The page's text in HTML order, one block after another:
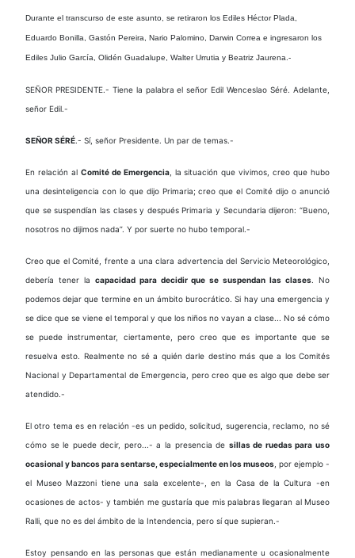
Durante el transcurso de este asunto, se retiraron los Ediles Héctor Plada,
Eduardo Bonilla, Gastón Pereira, Nario Palomino, Darwin Correa e ingresaron los
Ediles Julio García, Olidén Guadalupe, Walter Urrutia y Beatriz Jaurena.-
SEÑOR PRESIDENTE.- Tiene la palabra el señor Edil Wenceslao Séré. Adelante,
señor Edil.-
SEÑOR SÉRÉ.- Sí, señor Presidente. Un par de temas.-
En relación al Comité de Emergencia, la situación que vivimos, creo que hubo
una desinteligencia con lo que dijo Primaria; creo que el Comité dijo o anunció
que se suspendían las clases y después Primaria y Secundaria dijeron: “Bueno,
nosotros no dijimos nada”. Y por suerte no hubo temporal.-
Creo que el Comité, frente a una clara advertencia del Servicio Meteorológico,
debería tener la capacidad para decidir que se suspendan las clases. No
podemos dejar que termine en un ámbito burocrático. Si hay una emergencia y
se dice que se viene el temporal y que los niños no vayan a clase... No sé cómo
se puede instrumentar, ciertamente, pero creo que es importante que se
resuelva esto. Realmente no sé a quién darle destino más que a los Comités
Nacional y Departamental de Emergencia, pero creo que es algo que debe ser
atendido.-
El otro tema es en relación -es un pedido, solicitud, sugerencia, reclamo, no sé
cómo se le puede decir, pero...- a la presencia de sillas de ruedas para uso
ocasional y bancos para sentarse, especialmente en los museos , por ejemplo -
el Museo Mazzoni tiene una sala excelente-, en la Casa de la Cultura -en
ocasiones de actos- y también me gustaría que mis palabras llegaran al Museo
Ralli, que no es del ámbito de la Intendencia, pero sí que supieran.-
Estoy pensando en las personas que están medianamente u ocasionalmente